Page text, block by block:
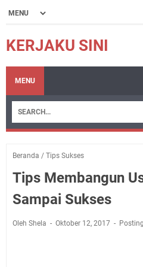
KERJAKU SINI
MENU
Beranda / Tips Sukses
Tips Membangun
Sampai Sukses
Oleh Shela Oktober 12, 2017